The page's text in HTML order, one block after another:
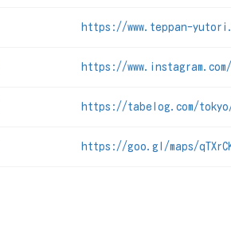
https://www.teppan-
https://
https://tabelog.com/tokyo/
https://goo.gl/maps/